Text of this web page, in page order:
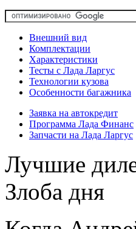
Внешний вид
Комплектации
Характеристики
Тесты с Лада Ларгус
Технологии кузова
Особенности багажника
Заявка на автокредит
Программа Лада Финанс
Запчасти на Лада Ларгус
Лучшие
Злоба дня